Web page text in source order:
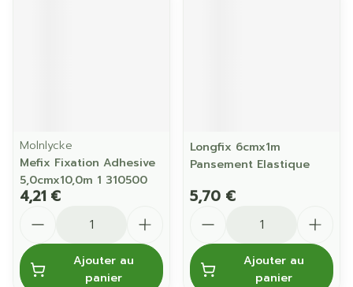
Molnlycke
Mefix Fixation Adhesive
5,0cmx10,0m 1 310500
4,21 €
Ajouter au
panier
Longfix 6cmx1m
Pansement Elastique
5,70 €
Ajouter au
panier